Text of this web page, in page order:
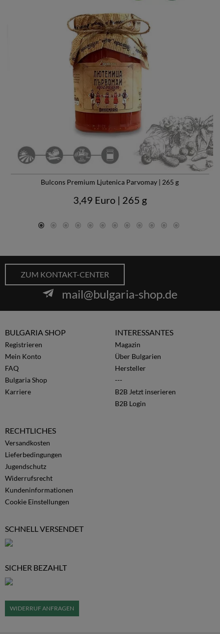
Bulcons Premium Ljutenica Parvomay | 265 g
3,49 Euro| 265 g
ZUM KONTAKT-CENTER
mail@bulgaria-shop.de
BULGARIA SHOP
Registrieren
Mein Konto
FAQ
Bulgaria Shop
Karriere
INTERESSANTES
Magazin
Über Bulgarien
Hersteller
---
B2B Jetzt inserieren
B2B Login
RECHTLICHES
Versandkosten
Lieferbedingungen
Jugendschutz
Widerrufsrecht
Kundeninformationen
Cookie Einstellungen
SCHNELL VERSENDET
SICHER BEZAHLT
WIDERRUF ANFRAGEN